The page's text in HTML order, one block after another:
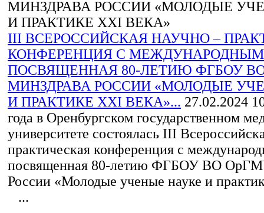
III ВСЕРОССИЙСКАЯ НАУЧНО –
КОНФЕРЕНЦИЯ С
ПОСВЯЩЕННАЯ 80-ЛЕТИЮ ФГБОУ
МИНЗДРАВА РОССИИ «МОЛОДЫЕ
И ПРАКТИКЕ XXI ВЕКА»... 27.02.2024
года в Оренбургском государственном
университете состоялась III
практическая конференция с
посвященная 80-летию ФГБОУ ВО
России «Молодые ученые науке и
...